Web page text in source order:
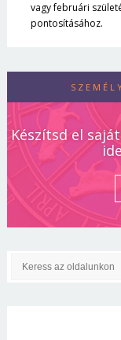
vagy februári
pontosításához.
Készítsd el